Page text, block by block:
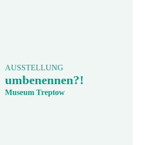
AUSSTELLUNG
umbenennen?!
Museum Treptow